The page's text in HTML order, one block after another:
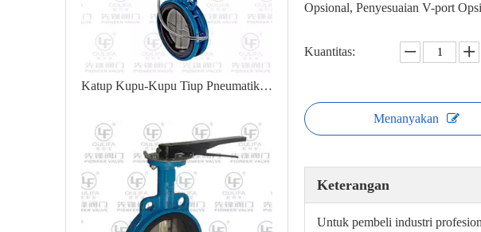
Katup Kupu-Kupu Tiup Pneumatik Dengan Menghemat Ruang
Opsional, Penyesuaian V-port
Kuantitas:
Menanyakan
Keterangan
Untuk pembeli industri